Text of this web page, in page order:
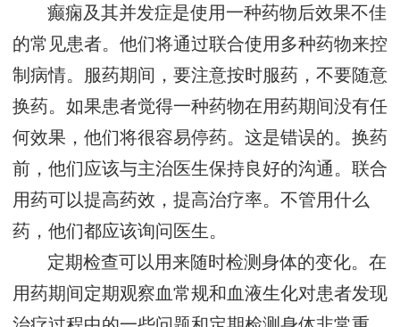
癫痫及其并发症是使用一种药物后效果不佳
的常见患者。他们将通过联合使用多种药物来控
制病情。服药期间，要注意按时服药，不要随意
换药。如果患者觉得一种药物在用药期间没有任
何效果，他们将很容易停药。这是错误的。换药
前，他们应该与主治医生保持良好的沟通。联合
用药可以提高药效，提高治疗率。不管用什么
药，他们都应该询问医生。
定期检查可以用来随时检测身体的变化。在
用药期间定期观察血常规和血液生化对患者发现